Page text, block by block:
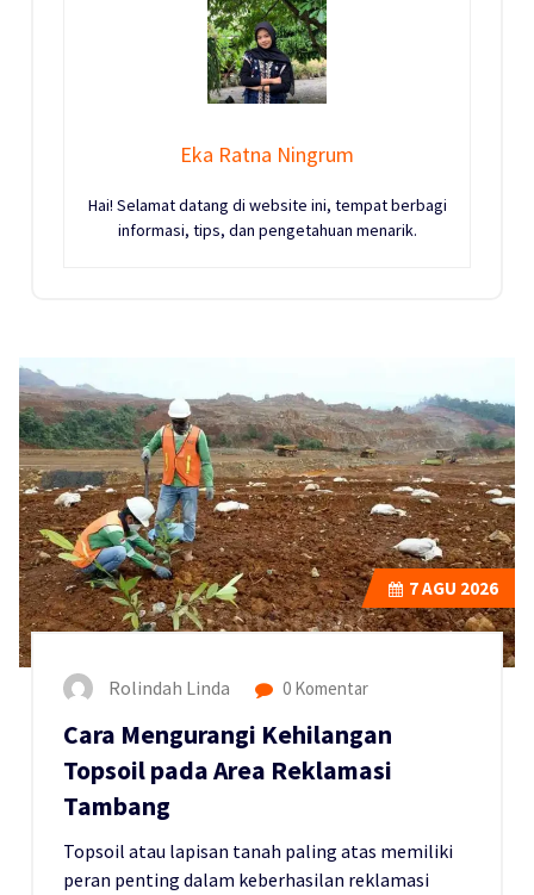
Eka Ratna Ningrum
Hai! Selamat datang di website ini, tempat berbagi
informasi, tips, dan pengetahuan menarik.
7AGU 2026
Rolindah Linda 0 Komentar
Cara Mengurangi Kehilangan
Topsoil pada Area Reklamasi
Tambang
Topsoil atau lapisan tanah paling atas memiliki
peran penting dalam keberhasilan reklamasi